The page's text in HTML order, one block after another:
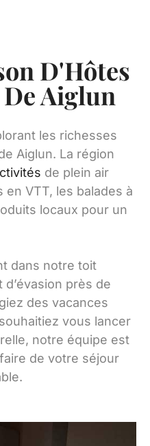
D'Hôtes
Aiglun
les richesses
Aiglun. La région
de plein air
VTT, les balades à
locaux pour un
dans notre toit
près de
des vacances
vous lancer
notre équipe est
de votre séjour